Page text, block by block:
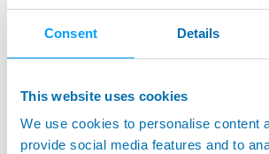
Consent Details
This website uses cookies
We use cookies to personalise content
provide social media features and to